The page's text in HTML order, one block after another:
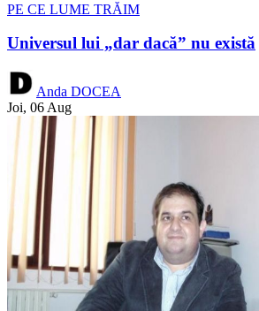
PE CE LUME TRĂIM
Universul lui „dar dacă” nu există
Anda DOCEA
Joi, 06 Aug